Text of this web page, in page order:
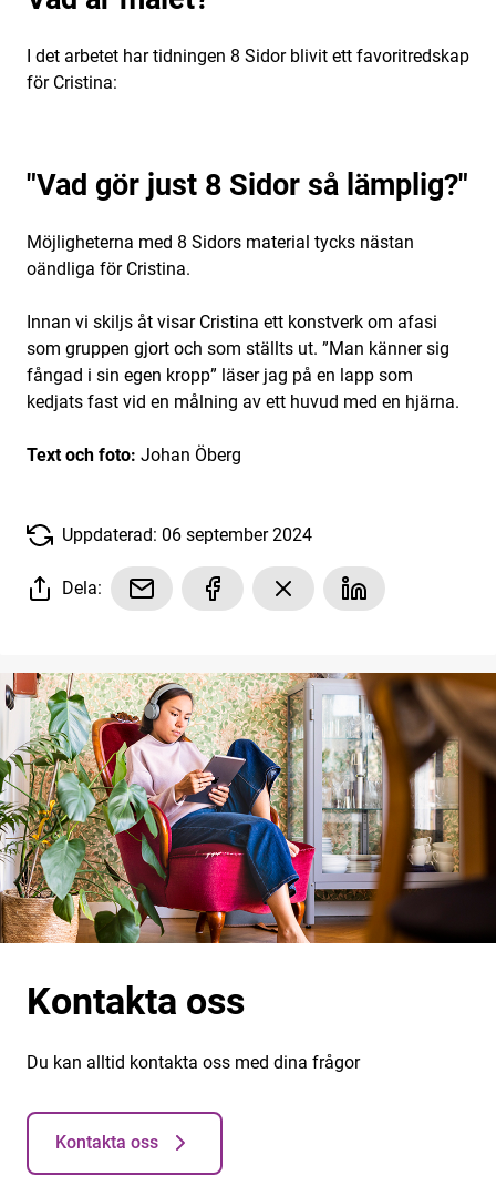
I det arbetet har tidningen 8 Sidor blivit ett favoritredskap
för Cristina:
Vad gör just 8 Sidor så lämplig?
Möjligheterna med 8 Sidors material tycks nästan
oändliga för Cristina.
Innan vi skiljs åt visar Cristina ett konstverk om afasi
som gruppen gjort och som ställts ut. ”Man känner sig
fångad i sin egen kropp” läser jag på en lapp som
kedjats fast vid en målning av ett huvud med en hjärna.
Text och foto: Johan Öberg
Uppdaterad: 06 september 2024
Dela:
Kontakta oss
Du kan alltid kontakta oss med dina frågor
Kontakta oss